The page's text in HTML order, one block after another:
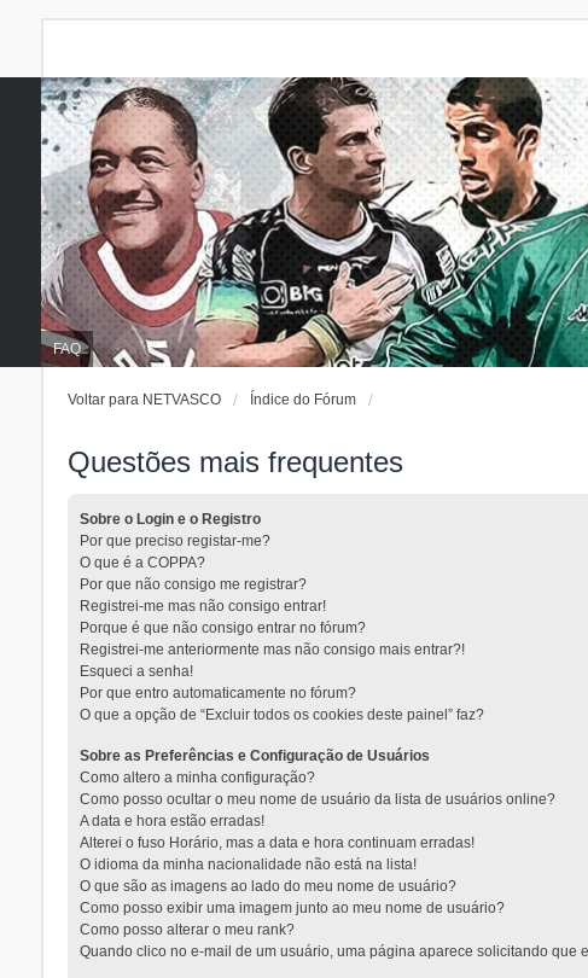
FAQ
Voltar para NETVASCO Índice do Fórum
Questões mais frequentes
Sobre o Login e o Registro
Por que preciso registar-me?
O que é a COPPA?
Por que não consigo me registrar?
Registrei-me mas não consigo entrar!
Porque é que não consigo entrar no fórum?
Registrei-me anteriormente mas não consigo mais entrar?!
Esqueci a senha!
Por que entro automaticamente no fórum?
O que a opção de “Excluir todos os cookies deste painel” faz?
Sobre as Preferências e Configuração de Usuários
Como altero a minha configuração?
Como posso ocultar o meu nome de usuário da lista de usuários online?
A data e hora estão erradas!
Alterei o fuso Horário, mas a data e hora continuam erradas!
O idioma da minha nacionalidade não está na lista!
O que são as imagens ao lado do meu nome de usuário?
Como posso exibir uma imagem junto ao meu nome de usuário?
Como posso alterar o meu rank?
Quando clico no e-mail de um usuário, uma página aparece solicitando que